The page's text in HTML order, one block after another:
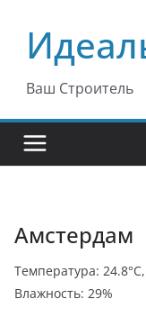
содержимому
Ваш Строитель
Амстердам
Температура:
Влажность: 29%